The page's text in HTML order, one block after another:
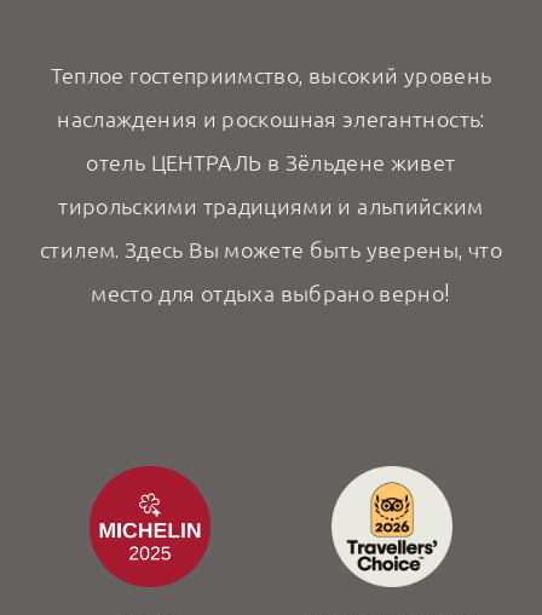
Теплое гостеприимство, высокий уровень
наслаждения и роскошная элегантность:
отель ЦЕНТРАЛЬ в Зёльдене живет
тирольскими традициями и альпийским
стилем. Здесь Вы можете быть уверены, что
место для отдыха выбрано верно!